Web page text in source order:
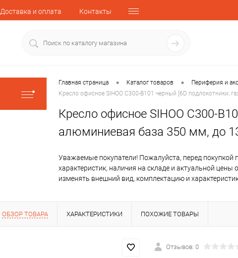
Доставка и оплата Контакты
Главная страница • Каталог товаров • Периферия и
Кресло офисное SIHOO C300-B101 черный [6D подлокотники,
Кресло офисное SIHOO C300-
алюминиевая база 350 мм, до
Уважаемые покупатели! Пожалуйста, перед покупкой
характеристик, наличия на складе и актуальной
изменять внешний вид, комплектацию и
ОБЗОР ТОВАРА ХАРАКТЕРИСТИКИ ПОХОЖИЕ ТОВАРЫ
Отзывов: 0